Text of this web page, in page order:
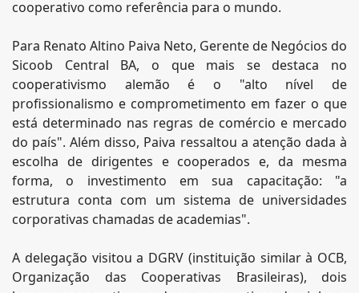
cooperativo como referência para o mundo.
Para Renato Altino Paiva Neto, Gerente de Negócios do
Sicoob Central BA, o que mais se destaca no
cooperativismo alemão é o "alto nível de
profissionalismo e comprometimento em fazer o que
está determinado nas regras de comércio e mercado
do país". Além disso, Paiva ressaltou a atenção dada à
escolha de dirigentes e cooperados e, da mesma
forma, o investimento em sua capacitação: "a
estrutura conta com um sistema de universidades
corporativas chamadas de academias".
A delegação visitou a DGRV (instituição similar à OCB,
Organização das Cooperativas Brasileiras), dois